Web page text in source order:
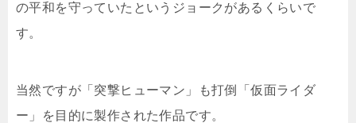
の平和を守っていたというジョークがあるくらいで
す。
当然ですが「突撃ヒューマン」も打倒「仮面ライダ
ー」を目的に製作された作品です。